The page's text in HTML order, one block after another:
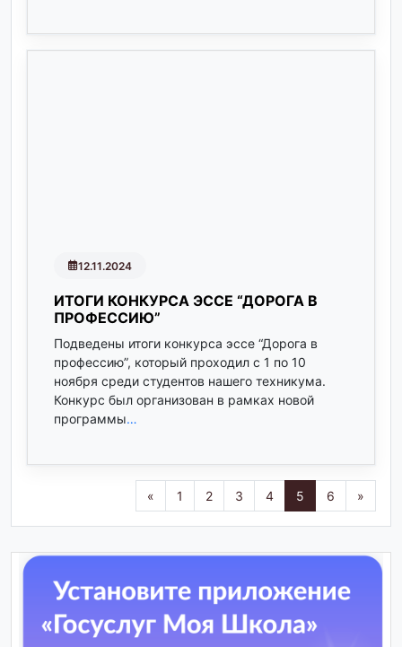
12.11.2024
ИТОГИ КОНКУРСА ЭССЕ “ДОРОГА В
ПРОФЕССИЮ”
Подведены итоги конкурса эссе “Дорога в
профессию”, который проходил с 1 по 10
ноября среди студентов нашего техникума.
Конкурс был организован в рамках новой
программы…
« 1 2 3 4 5 6 »